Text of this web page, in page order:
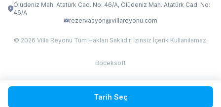
Ölüdeniz Mah. Atatürk Cad. No: 46/A, Ölüdeniz Mah. Atatürk Cad. No:
46/A
rezervasyon@villareyonu.com
© 2026 Villa Reyonu Tüm Hakları Saklıdır, İzinsiz İçerik Kullanılamaz.
Boceksoft
Fethiye Kas Kalkan 2
Tarih Seç